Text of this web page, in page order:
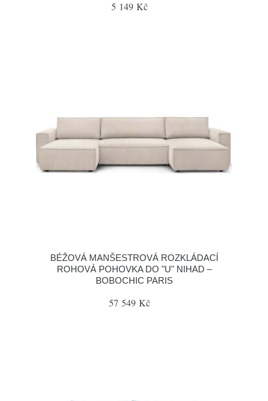
5 149 Kč
BÉŽOVÁ MANŠESTROVÁ ROZKLÁDACÍ
ROHOVÁ POHOVKA DO "U" NIHAD –
BOBOCHIC PARIS
57 549 Kč